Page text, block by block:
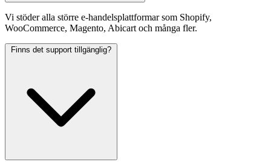
Vi stöder alla större e-handelsplattformar som Shopify,
WooCommerce, Magento, Abicart och många fler.
Finns det support tillgänglig?